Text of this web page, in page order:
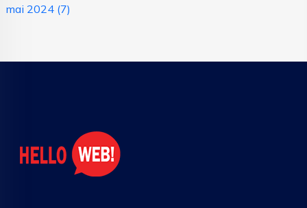
mai 2024 (7)